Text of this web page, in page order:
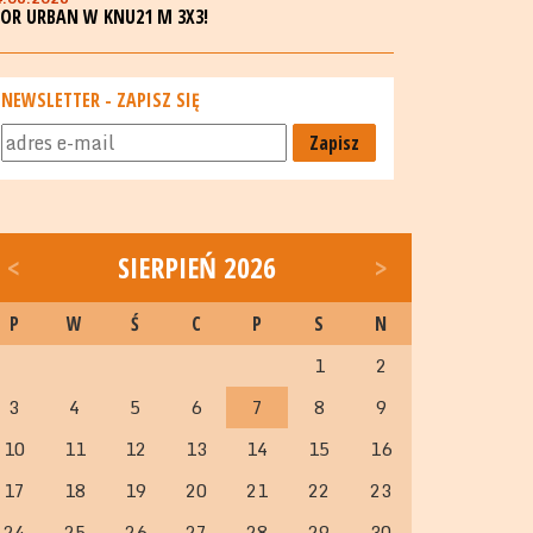
URBAN W KNU21 M 3X3!
NEWSLETTER - ZAPISZ SIĘ
Zapisz
< SIERPIEŃ 2026 >
P W Ś C P S N
1
2
3
4 5 6 7 8
9
10
11 12 13 14 15
16
17
18 19 20 21 22
23